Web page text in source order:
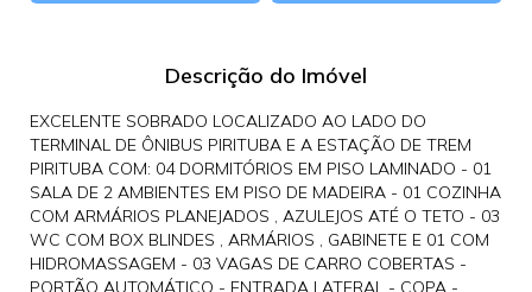
Descrição do Imóvel
EXCELENTE SOBRADO LOCALIZADO AO LADO DO
TERMINAL DE ÔNIBUS PIRITUBA E A ESTAÇÃO DE TREM
PIRITUBA COM: 04 DORMITÓRIOS EM PISO LAMINADO - 01
SALA DE 2 AMBIENTES EM PISO DE MADEIRA - 01 COZINHA
COM ARMÁRIOS PLANEJADOS , AZULEJOS ATÉ O TETO - 03
WC COM BOX BLINDES , ARMÁRIOS , GABINETE E 01 COM
HIDROMASSAGEM - 03 VAGAS DE CARRO COBERTAS -
PORTÃO AUTOMÁTICO - ENTRADA LATERAL - COPA -